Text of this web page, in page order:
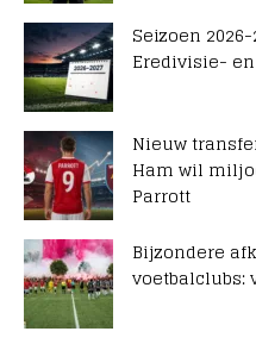
Seizoen
Eredivisie-
Nieuw
Ham wil
Parrott
Bijzondere
voetbalclubs: